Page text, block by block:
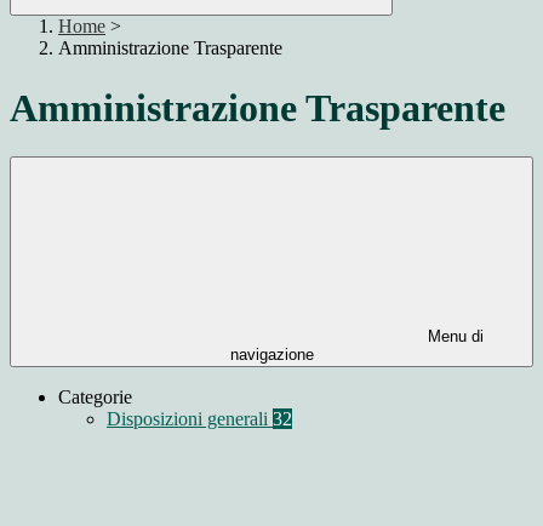
Home >
Amministrazione Trasparente
Amministrazione Trasparente
Menu di
navigazione
Categorie
Disposizioni generali 32